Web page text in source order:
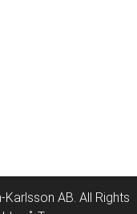
AB. All Rights